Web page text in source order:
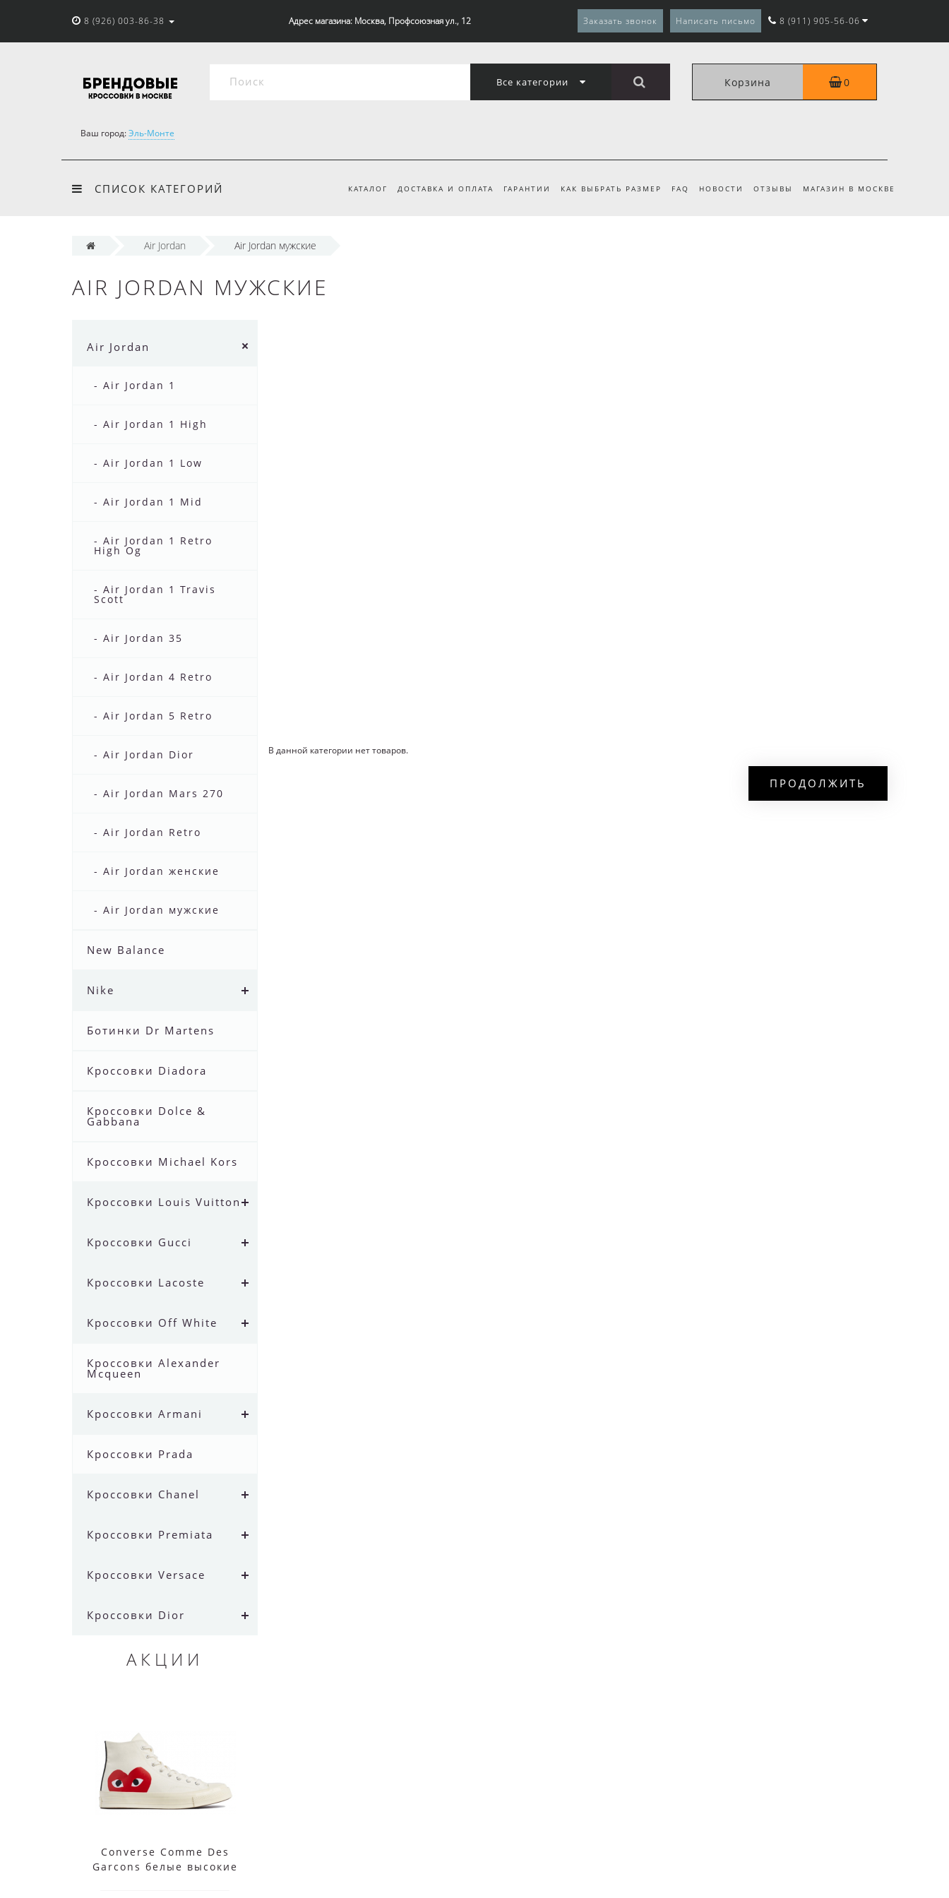
8 (926) 003-86-38 Адрес магазина: Москва, Профсоюзная ул., 12 Заказать звонок Написать письмо 8 (911) 905-56-06
Все категории Корзина 0
Ваш город:Эль-Монте
СПИСОК КАТЕГОРИЙ КАТАЛОГ ДОСТАВКА И ОПЛАТА ГАРАНТИИ КАК ВЫБРАТЬ РАЗМЕР FAQ НОВОСТИ ОТЗЫВЫ МАГАЗИН В МОСКВЕ
Air Jordan Air Jordan мужские
AIR JORDAN МУЖСКИЕ
Air Jordan
- Air Jordan 1
- Air Jordan 1 High
- Air Jordan 1 Low
- Air Jordan 1 Mid
- Air Jordan 1 Retro
High Og
- Air Jordan 1 Travis
Scott
- Air Jordan 35
- Air Jordan 4 Retro
- Air Jordan 5 Retro
- Air Jordan Dior
- Air Jordan Mars 270
- Air Jordan Retro
- Air Jordan женские
- Air Jordan мужские
New Balance
Nike
Ботинки Dr Martens
Кроссовки Diadora
Кроссовки Dolce &
Gabbana
Кроссовки Michael Kors
Кроссовки Louis Vuitton
Кроссовки Gucci
Кроссовки Lacoste
Кроссовки Off White
Кроссовки Alexander
Mcqueen
Кроссовки Armani
Кроссовки Prada
Кроссовки Chanel
Кроссовки Premiata
Кроссовки Versace
Кроссовки Dior
АКЦИИ
Converse Comme Des
Garcons белые высокие
В данной категории нет товаров.
ПРОДОЛЖИТЬ